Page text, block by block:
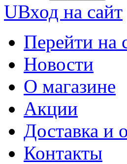
UВход на сайт
Перейти на
Новости
О магазине
Акции
Доставка и
Контакты